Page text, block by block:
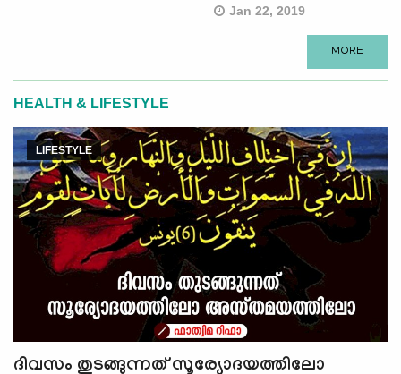
Jan 22, 2019
MORE
HEALTH & LIFESTYLE
LIFESTYLE
ദിവസം തുടങ്ങുന്നത് സൂര്യോദയത്തിലോ